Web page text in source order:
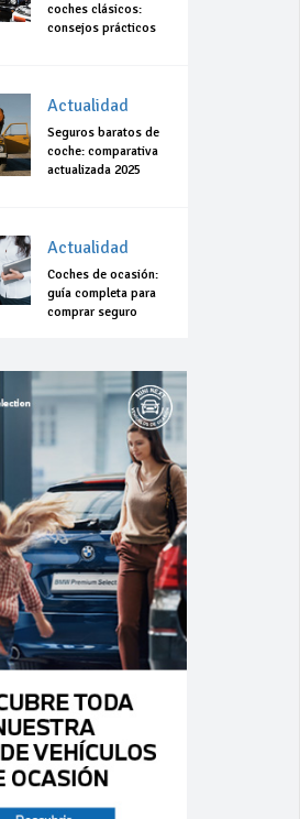
coches clásicos:
consejos prácticos
Actualidad
Seguros baratos de
coche: comparativa
actualizada 2025
Actualidad
Coches de ocasión:
guía completa para
comprar seguro